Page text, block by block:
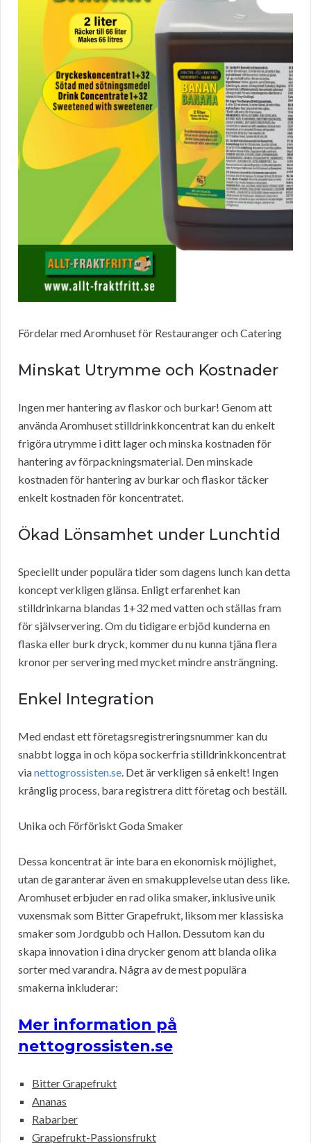
Fördelar med Aromhuset för Restauranger och Catering
Minskat Utrymme och Kostnader
Ingen mer hantering av flaskor och burkar! Genom att
använda Aromhuset stilldrinkkoncentrat kan du enkelt
frigöra utrymme i ditt lager och minska kostnaden för
hantering av förpackningsmaterial. Den minskade
kostnaden för hantering av burkar och flaskor täcker
enkelt kostnaden för koncentratet.
Ökad Lönsamhet under Lunchtid
Speciellt under populära tider som dagens lunch kan detta
koncept verkligen glänsa. Enligt erfarenhet kan
stilldrinkarna blandas 1+32 med vatten och ställas fram
för självservering. Om du tidigare erbjöd kunderna en
flaska eller burk dryck, kommer du nu kunna tjäna flera
kronor per servering med mycket mindre ansträngning.
Enkel Integration
Med endast ett företagsregistreringsnummer kan du
snabbt logga in och köpa sockerfria stilldrinkkoncentrat
vianettogrossisten.se. Det är verkligen så enkelt! Ingen
krånglig process, bara registrera ditt företag och beställ.
Unika och Förföriskt Goda Smaker
Dessa koncentrat är inte bara en ekonomisk möjlighet,
utan de garanterar även en smakupplevelse utan dess like.
Aromhuset erbjuder en rad olika smaker, inklusive unik
vuxensmak som Bitter Grapefrukt, liksom mer klassiska
smaker som Jordgubb och Hallon. Dessutom kan du
skapa innovation i dina drycker genom att blanda olika
sorter med varandra. Några av de mest populära
smakerna inkluderar:
Mer information på
nettogrossisten.se
Bitter Grapefrukt
Ananas
Rabarber
Grapefrukt-Passionsfrukt